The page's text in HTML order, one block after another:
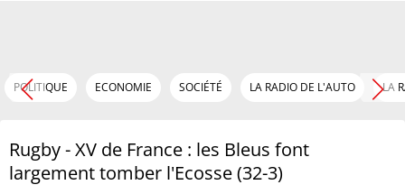
POLITIQUE ECONOMIE SOCIÉTÉ LA RADIO DE L'AUTO LA
Rugby - XV de France : les Bleus font
largement tomber l'Ecosse (32-3)